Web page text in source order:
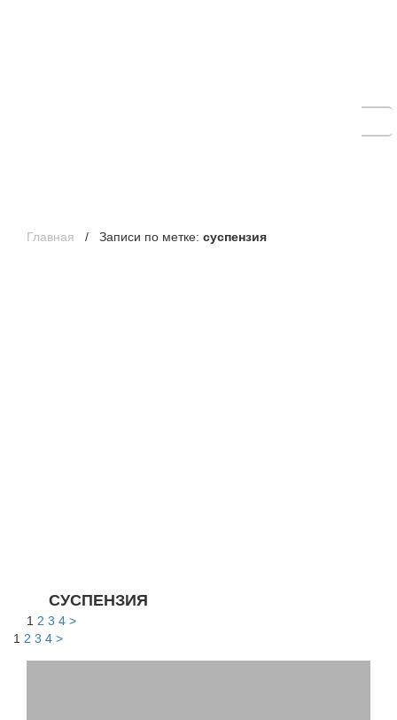
Главная / Записи по метке: суспензия
СУСПЕНЗИЯ
1 2 3 4 >
1 2 3 4 >